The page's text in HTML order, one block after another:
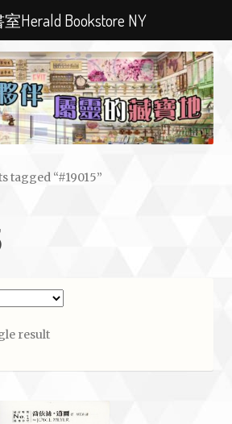
tagged “#19015”
result
Herald Bookstore NY